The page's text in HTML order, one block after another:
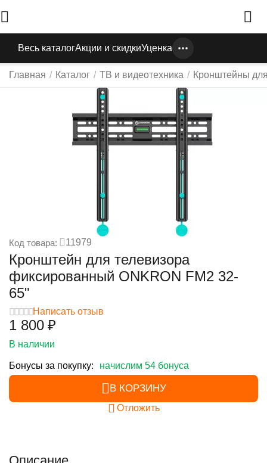
Весь каталогАкции и скидкиУценка
Главная / Каталог / ТВ и видеотехника / Кронштейны
Код товара: 11979
Кронштейн для телевизора
фиксированный ONKRON FM2 32-
65"
Написать отзыв
1 800 ₽
В наличии
Бонусы за покупку: начислим 54 бонуса
В КОРЗИНУ
Отложить